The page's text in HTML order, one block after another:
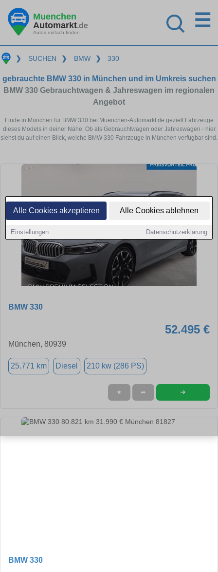
Alle Cookies akzeptieren Alle Cookies ablehnen
Einstellungen Datenschutzerklärung
Muenchen
Automarkt.de
Autos einfach finden
☰
❯ SUCHEN ❯ BMW ❯ 330
gebrauchte BMW 330 in München und im Umkreis suchen
BMW 330 Gebrauchtwagen & Jahreswagen im regionalen
Angebot
Finde in München für BMW 330 bei Muenchen-Automarkt.de gezielt Fahrzeuge
dieses Models in deiner Nähe. Ob als Gebrauchtwagen oder Jahreswagen - hier
siehst du auf einen Blick, welche BMW 330 Fahrzeuge in München verfügbar sind.
BMW 330
52.495 €
München, 80939
25.771 km Diesel 210 kw (286 PS)
★ ➦ ➜
BMW 330